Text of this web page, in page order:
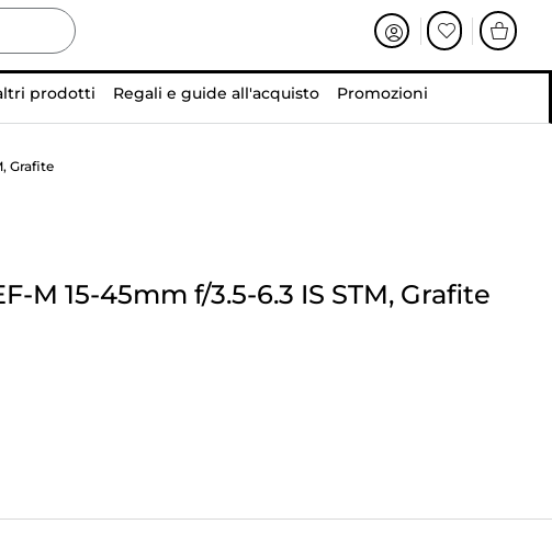
prodotti Regali e guide all'acquisto Promozioni
Grafite
M 15-45mm f/3.5-6.3 IS STM, Grafite